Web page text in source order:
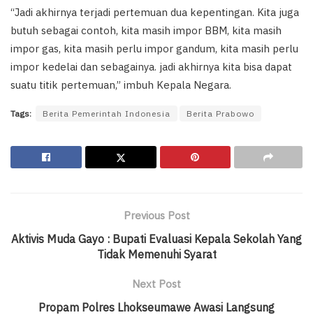
“Jadi akhirnya terjadi pertemuan dua kepentingan. Kita juga
butuh sebagai contoh, kita masih impor BBM, kita masih
impor gas, kita masih perlu impor gandum, kita masih perlu
impor kedelai dan sebagainya. jadi akhirnya kita bisa dapat
suatu titik pertemuan,” imbuh Kepala Negara.
Tags: Berita Pemerintah Indonesia Berita Prabowo
Previous Post
Aktivis Muda Gayo : Bupati Evaluasi Kepala Sekolah Yang
Tidak Memenuhi Syarat
Next Post
Propam Polres Lhokseumawe Awasi Langsung